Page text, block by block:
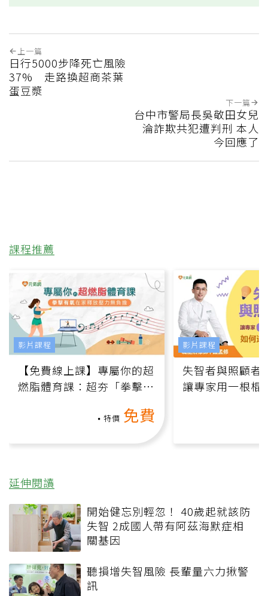
上一篇
日行5000步降死亡風險
37% 走路換超商茶葉
蛋豆漿
下一篇
台中市警局長吳敬田女兒
淪詐欺共犯遭判刑 本人
今回應了
課程推薦
【免費線上課】專屬你的超
燃脂體育課：超夯「拳擊有
特價 免費
影片課程
失智者與照顧者
讓專家用一根棍
影片課程
延伸閱讀
開始健忘別輕忽！ 40歲起就該防
失智 2成國人帶有阿茲海默症相
關基因
聽損增失智風險 長輩量六力揪警
訊